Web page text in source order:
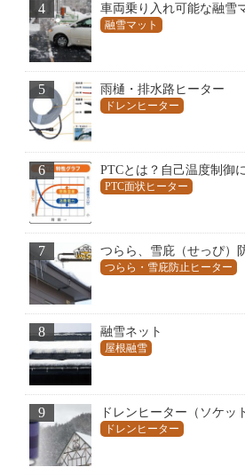
4 車両乗り入れ可能な融雪
融雪マット
5 雨樋・排水路ヒーター
ドレンヒーター
6 PTCとは？自己温度制御
PTC面状ヒーター
7 つらら、雪庇（せっぴ）
つらら・雪庇防止ヒーター
8 融雪ネット
屋根融雪
9 ドレンヒーター（ソケッ
ドレンヒーター